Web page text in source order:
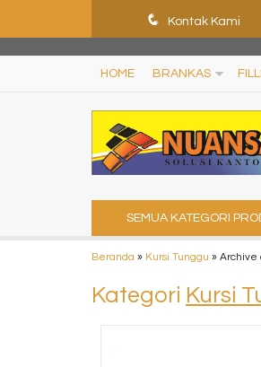
q Kontak Kami
HOME BRANKAS
SEMUA KATEGORI
Beranda » Kursi Tunggu » Archive
Kategori Kursi